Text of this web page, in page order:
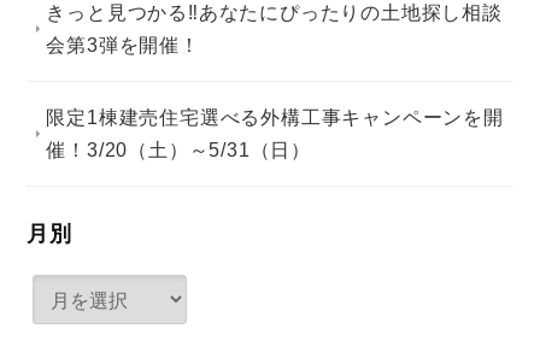
きっと見つかる‼あなたにぴったりの土地探し相談
会第3弾を開催！
限定1棟建売住宅選べる外構工事キャンペーンを開
催！3/20（土）～5/31（日）
月別